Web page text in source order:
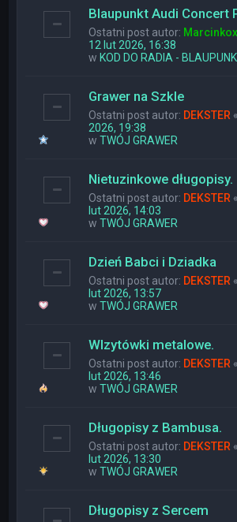
Blaupunkt Audi Concert
Ostatni post autor:
12 lut 2026, 16:38
w KOD DO RADIA -
Grawer na Szkle
Ostatni post autor: DEKSTER
2026, 19:38
wTWÓJ GRAWER
Nietuzinkowe długopisy.
Ostatni post autor: DEKSTER
lut 2026, 14:03
wTWÓJ GRAWER
Dzień Babci i Dziadka
Ostatni post autor: DEKSTER
lut 2026, 13:57
wTWÓJ GRAWER
WIzytówki metalowe.
Ostatni post autor: DEKSTER
lut 2026, 13:46
wTWÓJ GRAWER
Długopisy z Bambusa.
Ostatni post autor: DEKSTER
lut 2026, 13:30
wTWÓJ GRAWER
Długopisy z Sercem